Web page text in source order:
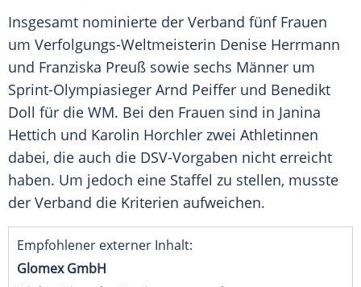
Insgesamt nominierte der Verband fünf Frauen
um Verfolgungs-Weltmeisterin Denise Herrmann
und Franziska Preuß sowie sechs Männer um
Sprint-Olympiasieger Arnd Peiffer und Benedikt
Doll für die WM. Bei den Frauen sind in Janina
Hettich und Karolin Horchler zwei Athletinnen
dabei, die auch die DSV-Vorgaben nicht erreicht
haben. Um jedoch eine Staffel zu stellen, musste
der Verband die Kriterien aufweichen.
Empfohlener externer Inhalt:
Glomex GmbH